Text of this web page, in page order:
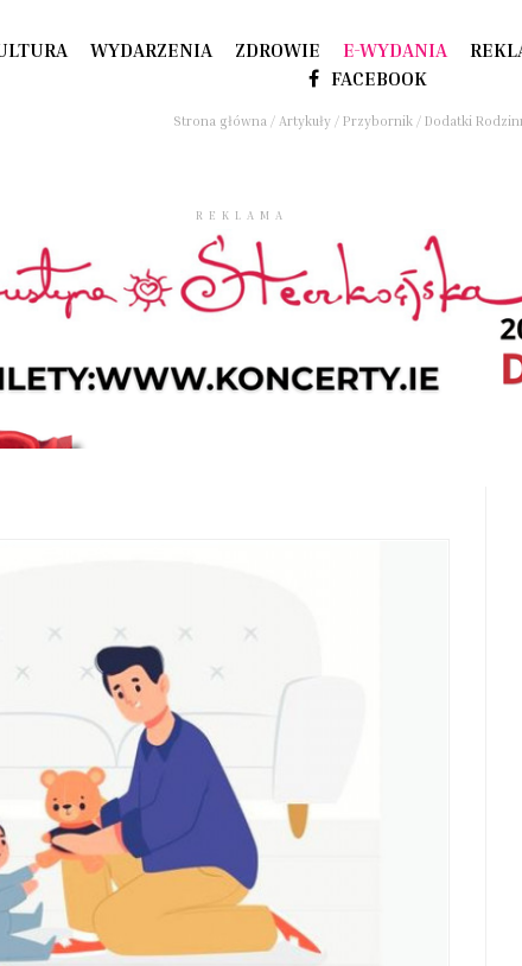
WYDARZENIA ZDROWIE E-WYDANIA
FACEBOOK
Strona główna / Artykuły / Przybornik / Dodatki
REKLAMA